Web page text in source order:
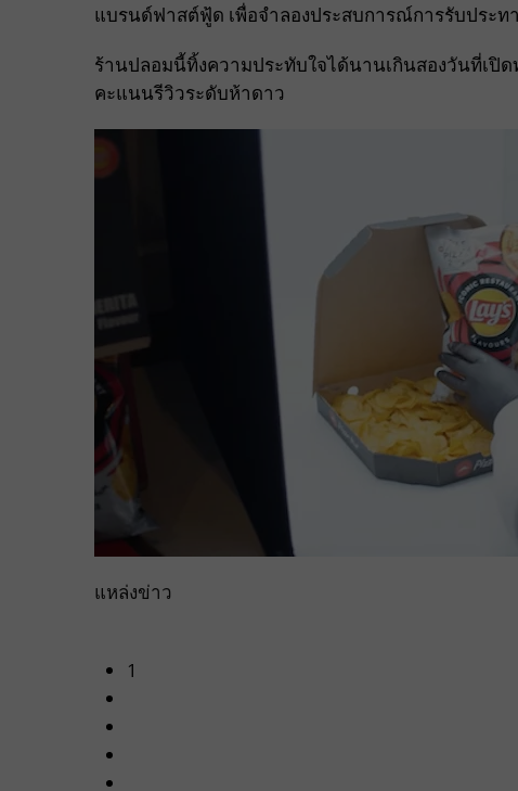
แบรนด์ฟาสต์ฟู้ด เพื่อจำลองประสบการณ์การรับประท
ร้านปลอมนี้ทิ้งความประทับใจได้นานเกินสองวันที่เปิ
คะแนนรีวิวระดับห้าดาว
แหล่งข่าว
1